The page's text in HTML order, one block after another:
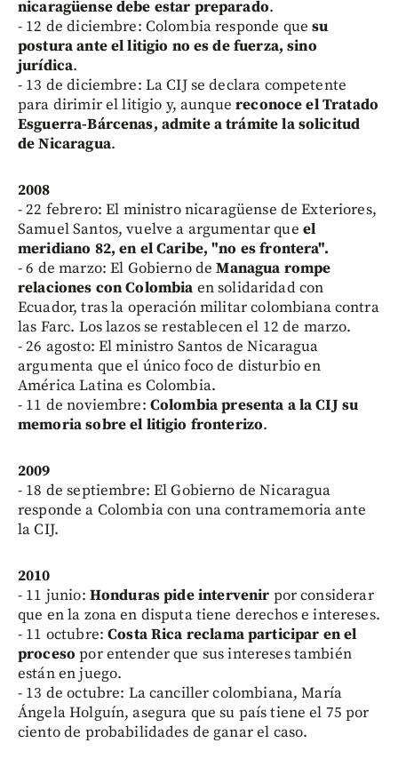
nicaragüense debe estar preparado.
- 12 de diciembre: Colombia responde quesu
postura ante el litigio no es de fuerza, sino
jurídica.
- 13 de diciembre: La CIJ se declara competente
para dirimir el litigio y, aunquereconoce el Tratado
Esguerra-Bárcenas, admite a trámite la solicitud
de Nicaragua.
2008
- 22 febrero: El ministro nicaragüense de Exteriores,
Samuel Santos, vuelve a argumentar que el
meridiano 82, en el Caribe, "no es frontera".
- 6 de marzo: El Gobierno deManagua rompe
relaciones con Colombia en solidaridad con
Ecuador, tras la operación militar colombiana contra
las Farc. Los lazos se restablecen el 12 de marzo.
- 26 agosto: El ministro Santos de Nicaragua
argumenta que el único foco de disturbio en
América Latina es Colombia.
- 11 de noviembre: Colombia presenta a la CIJ su
memoria sobre el litigio fronterizo.
2009
- 18 de septiembre: El Gobierno de Nicaragua
responde a Colombia con una contramemoria ante
la CIJ.
2010
- 11 junio: Honduras pide intervenir por considerar
que en la zona en disputa tiene derechos e intereses.
- 11 octubre:Costa Rica reclama participar en el
proceso por entender que sus intereses también
están en juego.
- 13 de octubre: La canciller colombiana, María
Ángela Holguín, asegura que su país tiene el 75 por
ciento de probabilidades de ganar el caso.